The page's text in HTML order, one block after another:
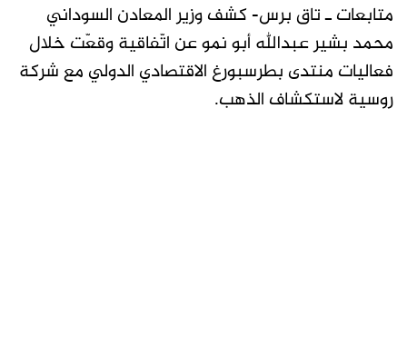
متابعات ـ تاق برس- كشف وزير المعادن السوداني
محمد بشير عبدالله أبو نمو عن اتّفاقية وقعّت خلال
فعاليات منتدى بطرسبورغ الاقتصادي الدولي مع شركة
روسية لاستكشاف الذهب.